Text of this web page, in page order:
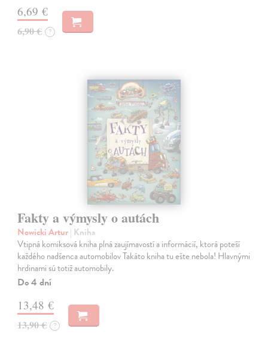
6,69 €
6,90 € ?
Fakty a výmysly o autách
Nowicki Artur| Kniha
Vtipná komiksová kniha plná zaujímavostí a informácií, ktorá poteší
každého nadšenca automobilov Takáto kniha tu ešte nebola! Hlavnými
hrdinami sú totiž automobily.
Do 4 dní
13,48 €
13,90 € ?